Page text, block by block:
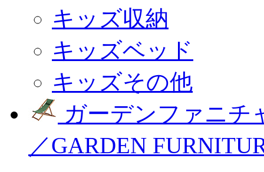
キッズ収納
キッズベッド
キッズその他
ガーデンファニチ
／GARDEN